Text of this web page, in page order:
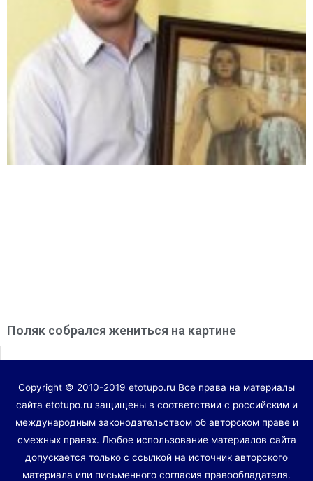
Поляк собрался жениться на картине
Copyright © 2010-2019 etotupo.ru Все права на материалы
сайта etotupo.ru защищены в соответствии с российским и
международным законодательством об авторском праве и
смежных правах. Любое использование материалов сайта
допускается только с ссылкой на источник авторского
материала или письменного согласия правообладателя.